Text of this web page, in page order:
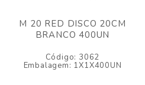
M 20 RED DISCO 20CM
BRANCO 400UN
Código: 3062
Embalagem: 1X1X400UN